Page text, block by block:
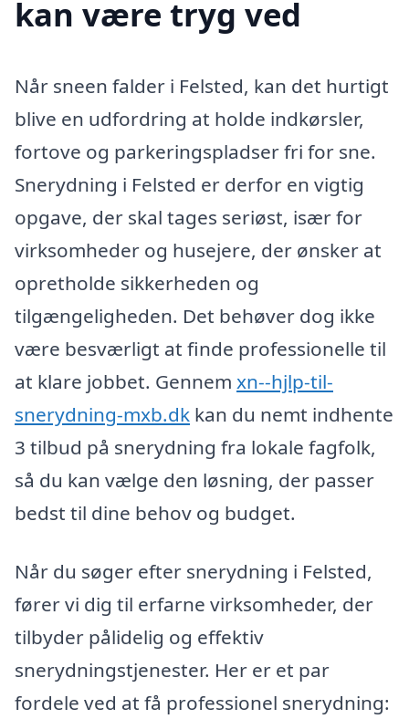
kan være tryg ved
Når sneen falder i Felsted, kan det hurtigt
blive en udfordring at holde indkørsler,
fortove og parkeringspladser fri for sne.
Snerydning i Felsted er derfor en vigtig
opgave, der skal tages seriøst, især for
virksomheder og husejere, der ønsker at
opretholde sikkerheden og
tilgængeligheden. Det behøver dog ikke
være besværligt at finde professionelle til
at klare jobbet. Gennem xn--hjlp-til-
snerydning-mxb.dk kan du nemt indhente
3 tilbud på snerydning fra lokale fagfolk,
så du kan vælge den løsning, der passer
bedst til dine behov og budget.
Når du søger efter snerydning i Felsted,
fører vi dig til erfarne virksomheder, der
tilbyder pålidelig og effektiv
snerydningstjenester. Her er et par
fordele ved at få professionel snerydning: